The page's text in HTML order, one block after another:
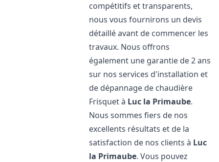
compétitifs et transparents,
nous vous fournirons un devis
détaillé avant de commencer les
travaux. Nous offrons
également une garantie de 2 ans
sur nos services d'installation et
de dépannage de chaudière
Frisquet à Luc la Primaube.
Nous sommes fiers de nos
excellents résultats et de la
satisfaction de nos clients à Luc
la Primaube. Vous pouvez